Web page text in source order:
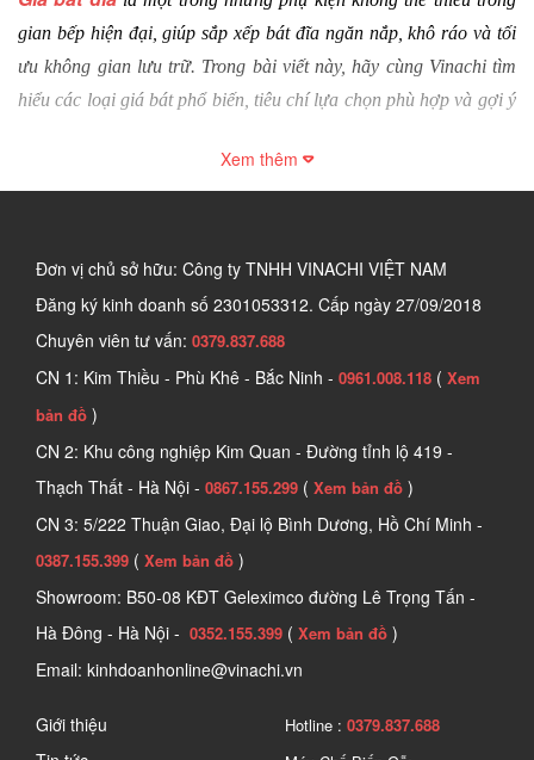
gian bếp hiện đại, giúp sắp xếp bát đĩa ngăn nắp, khô ráo và tối
ưu không gian lưu trữ. Trong bài viết này, hãy cùng Vinachi tìm
hiểu các loại giá bát phổ biến, tiêu chí lựa chọn phù hợp và gợi ý
và bảo quản bát đĩa sau khi rửa. Sản phẩm giúp bát đĩa được sắp
Tìm hiểu về các sản phẩm giá bát
2. Ứng dụng chính của giá bát đĩa
Xem thêm
Đơn vị chủ sở hữu: Công ty TNHH VINACHI VIỆT NAM
Đăng ký kinh doanh số 2301053312. Cấp ngày 27/09/2018
Chuyên viên tư vấn: 0379.837.688
CN 1: Kim Thiều - Phù Khê - Bắc Ninh - 0961.008.118 ( Xem
bản đồ )
CN 2: Khu công nghiệp Kim Quan - Đường tỉnh lộ 419 -
Thạch Thất - Hà Nội - 0867.155.299 ( Xem bản đồ )
CN 3: 5/222 Thuận Giao, Đại lộ Bình Dương, Hồ Chí Minh -
0387.155.399 ( Xem bản đồ )
Showroom: B50-08 KĐT Geleximco đường Lê Trọng Tấn -
Hà Đông - Hà Nội - 0352.155.399 ( Xem bản đồ )
Email: kinhdoanhonline@vinachi.vn
Giới thiệu
Hotline : 0379.837.688